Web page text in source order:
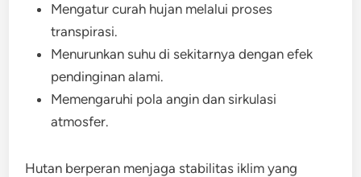
Mengatur curah hujan melalui proses
transpirasi.
Menurunkan suhu di sekitarnya dengan efek
pendinginan alami.
Memengaruhi pola angin dan sirkulasi
atmosfer.
Hutan berperan menjaga stabilitas iklim yang